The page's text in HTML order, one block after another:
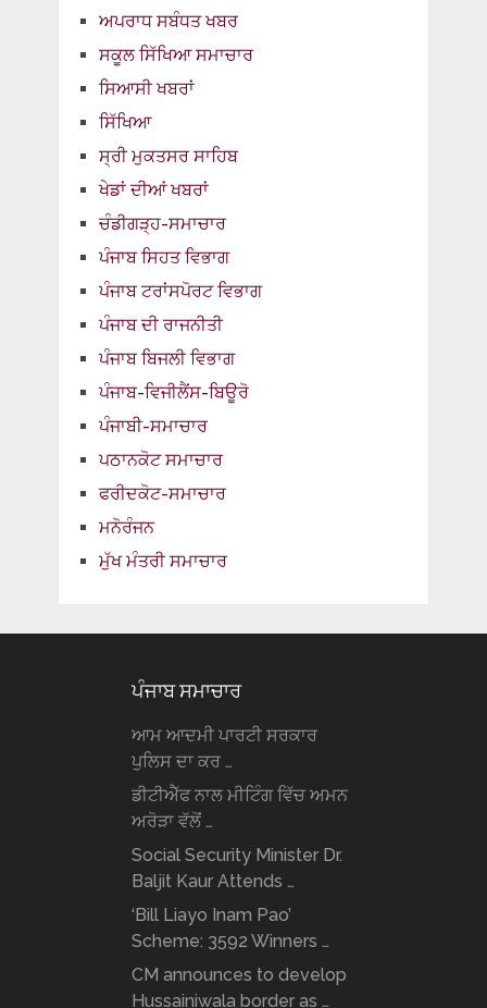
ਅਪਰਾਧ ਸਬੰਧਤ ਖਬਰ
ਸਕੂਲ ਸਿੱਖਿਆ ਸਮਾਚਾਰ
ਸਿਆਸੀ ਖਬਰਾਂ
ਸਿੱਖਿਆ
ਸ੍ਰੀ ਮੁਕਤਸਰ ਸਾਹਿਬ
ਖੇਡਾਂ ਦੀਆਂ ਖਬਰਾਂ
ਚੰਡੀਗੜ੍ਹ-ਸਮਾਚਾਰ
ਪੰਜਾਬ ਸਿਹਤ ਵਿਭਾਗ
ਪੰਜਾਬ ਟਰਾਂਸਪੋਰਟ ਵਿਭਾਗ
ਪੰਜਾਬ ਦੀ ਰਾਜਨੀਤੀ
ਪੰਜਾਬ ਬਿਜਲੀ ਵਿਭਾਗ
ਪੰਜਾਬ-ਵਿਜੀਲੈਂਸ-ਬਿਊਰੋ
ਪੰਜਾਬੀ-ਸਮਾਚਾਰ
ਪਠਾਨਕੋਟ ਸਮਾਚਾਰ
ਫਰੀਦਕੋਟ-ਸਮਾਚਾਰ
ਮਨੋਰੰਜਨ
ਮੁੱਖ ਮੰਤਰੀ ਸਮਾਚਾਰ
ਪੰਜਾਬ ਸਮਾਚਾਰ
ਆਮ ਆਦਮੀ ਪਾਰਟੀ ਸਰਕਾਰ
ਪੁਲਿਸ ਦਾ ਕਰ …
ਡੀਟੀਐੱਫ ਨਾਲ ਮੀਟਿੰਗ ਵਿੱਚ ਅਮਨ
ਅਰੋੜਾ ਵੱਲੋਂ …
Social Security Minister Dr.
Baljit Kaur Attends …
‘Bill Liayo Inam Pao’
Scheme: 3592 Winners …
CM announces to develop
Hussainiwala border as …